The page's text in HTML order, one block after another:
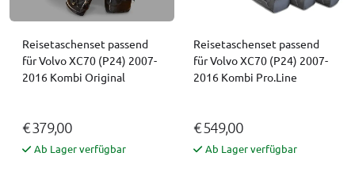
Reisetaschenset passend
für Volvo XC70 (P24) 2007-
2016 Kombi Original
€ 379,00
Ab Lager verfügbar
Reisetaschenset passend
für Volvo XC70 (P24) 2007-
2016 Kombi Pro.Line
€ 549,00
Ab Lager verfügbar